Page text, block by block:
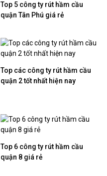
Top 5 công ty rút hầm cầu
quận Tân Phú giá rẻ
Top các công ty rút hầm cầu
quận 2 tốt nhất hiện nay
Top 6 công ty rút hầm cầu
quận 8 giá rẻ